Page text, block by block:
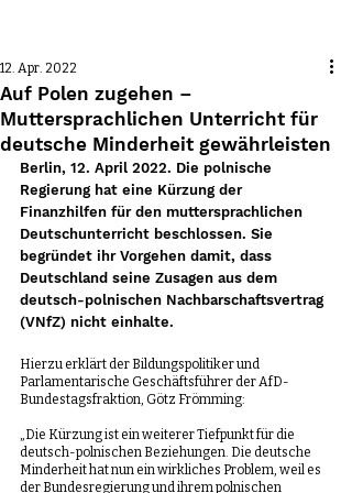
Auf Polen zugehen –
Muttersprachlichen Unterricht für
deutsche Minderheit gewährleisten
12. Apr. 2022
Berlin, 12. April 2022. Die polnische
Regierung hat eine Kürzung der
Finanzhilfen für den muttersprachlichen
Deutschunterricht beschlossen. Sie
begründet ihr Vorgehen damit, dass
Deutschland seine Zusagen aus dem
deutsch-polnischen Nachbarschaftsvertrag
(VNfZ) nicht einhalte.
Hierzu erklärt der Bildungspolitiker und
Parlamentarische Geschäftsführer der AfD-
Bundestagsfraktion, Götz Frömming:
„Die Kürzung ist ein weiterer Tiefpunkt für die
deutsch-polnischen Beziehungen. Die deutsche
Minderheit hat nun ein wirkliches Problem, weil es
der Bundesregierung und ihrem polnischen